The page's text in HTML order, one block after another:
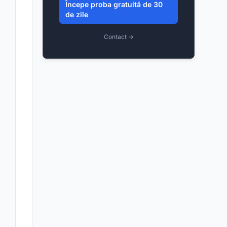
Începe proba gratuită de 30
de zile
Contact →